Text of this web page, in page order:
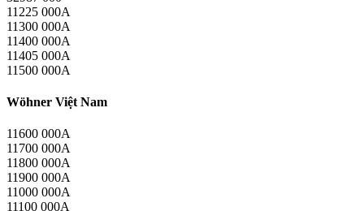
11225 000A
11300 000A
11400 000A
11405 000A
11500 000A
Wöhner Việt Nam
11600 000A
11700 000A
11800 000A
11900 000A
11000 000A
11100 000A